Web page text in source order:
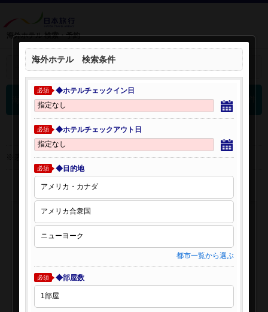
海外ホテル 検索・予約
検索条件を開く：
海外ホテル 検索結果
※表示金額はオンライン予約時の金額です。
海外ホテル 検索条件
必須 ◆ホテルチェックイン日
必須 ◆ホテルチェックアウト日
必須 ◆目的地
都市一覧から選ぶ
必須 ◆部屋数